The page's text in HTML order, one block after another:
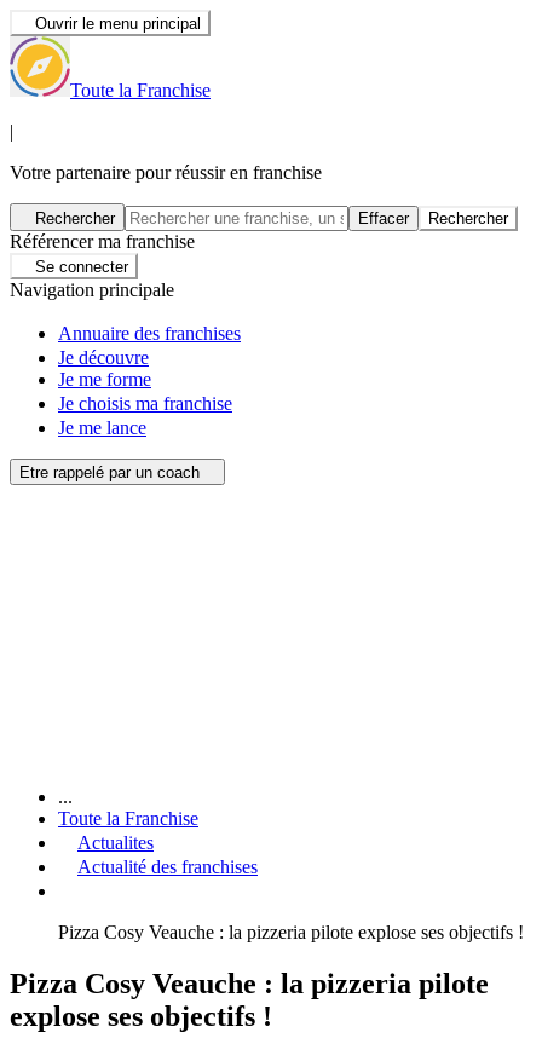
Ouvrir le menu principal
Toute la Franchise
|
Votre partenaire pour réussir en franchise
Rechercher Effacer Rechercher
Référencer ma franchise
Se connecter
Navigation principale
Annuaire des franchises
Je découvre
Je me forme
Je choisis ma franchise
Je me lance
Etre rappelé par un coach
...
Toute la Franchise
Actualites
Actualité des franchises
Pizza Cosy Veauche : la pizzeria pilote explose ses objectifs !
Pizza Cosy Veauche : la pizzeria pilote
explose ses objectifs !